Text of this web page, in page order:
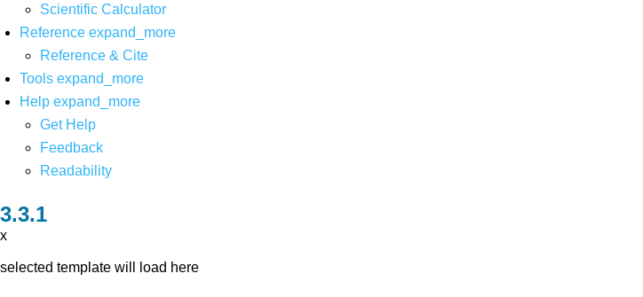
Scientific Calculator
Reference expand_more
Reference & Cite
Tools expand_more
Help expand_more
Get Help
Feedback
Readability
x
selected template will load here